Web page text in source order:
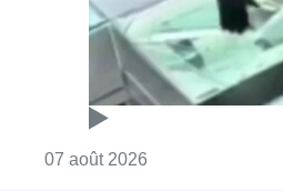
07 août 2026